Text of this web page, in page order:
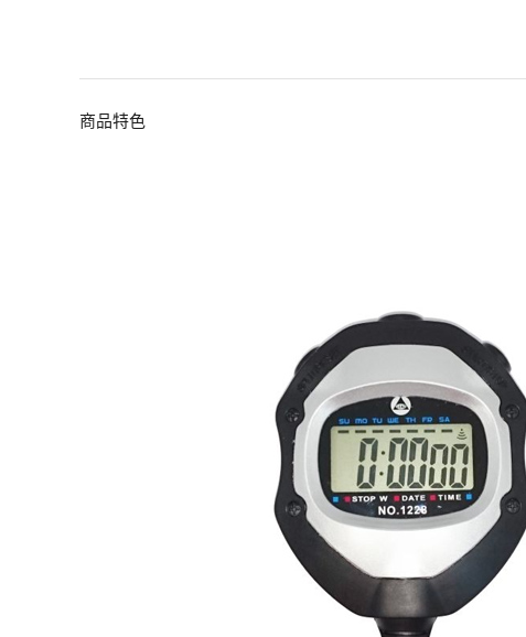
商品特色